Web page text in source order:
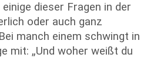
dieser Fragen in der
oder auch ganz
manch einem schwingt in
mit: „Und woher weißt du